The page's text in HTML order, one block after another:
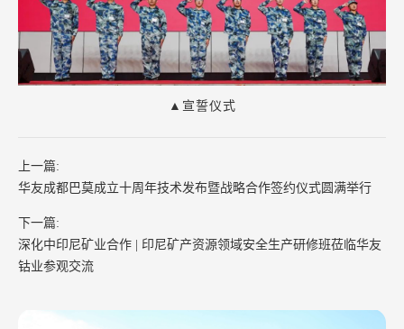
▲宣誓仪式
上一篇:
华友成都巴莫成立十周年技术发布暨战略合作签约仪式圆满举行
下一篇:
深化中印尼矿业合作 | 印尼矿产资源领域安全生产研修班莅临华友
钴业参观交流